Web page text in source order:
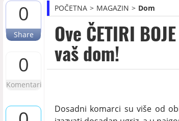
0
Share
0
Komentari
POČETNA MAGAZIN Dom
Ove ČETIRI
vaš dom!
Dosadni komarci su više od